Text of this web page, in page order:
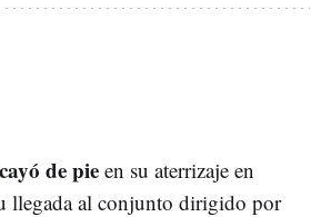
cayó de pie en su aterrizaje en
llegada al conjunto dirigido por